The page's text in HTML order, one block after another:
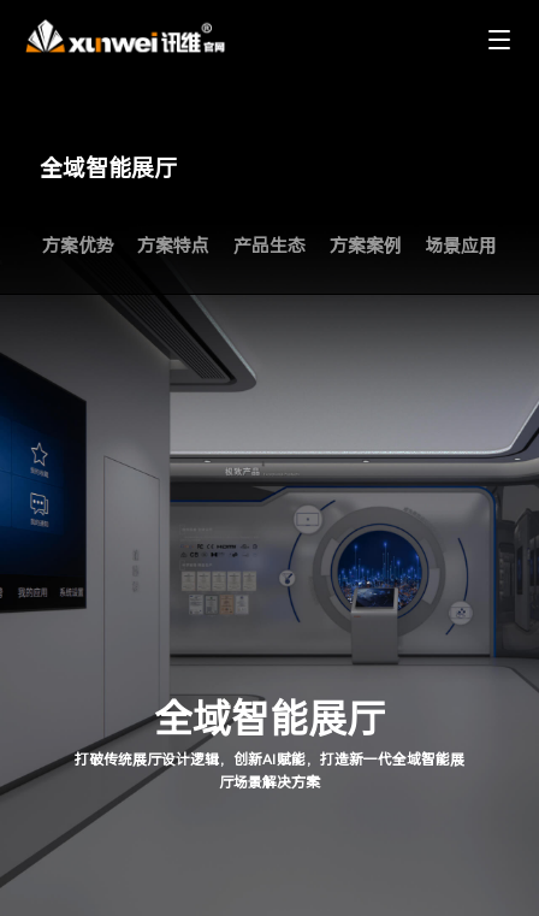
全域智能展厅
方案优势 方案特点 产品生态 方案案例 场景应用
全域智能展厅
打破传统展厅设计逻辑，创新AI赋能，打造新一代全域智能展
厅场景解决方案